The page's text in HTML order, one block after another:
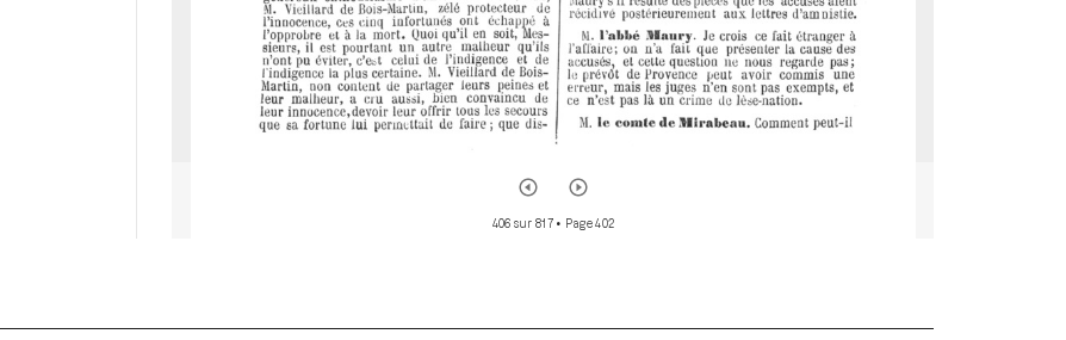
406 sur 817• Page 402